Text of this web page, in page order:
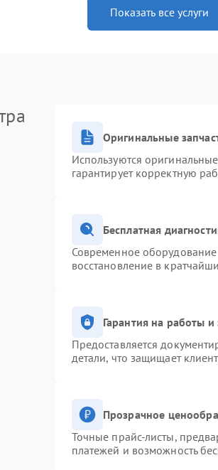
Показать все услуги
Оригинальные
Используются
гарантирует корректную
Бесплатная
Современное оборудование
восстановление в
Гарантия на работы и
Предоставляется
детали, что защищает
Прозрачное
Точные прайс-листы,
платежей и возможность